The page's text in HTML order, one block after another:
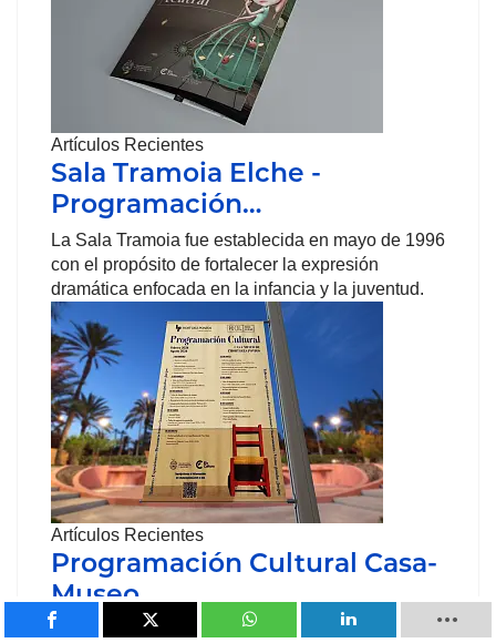
Artículos Recientes
Sala Tramoia Elche -
Programación…
La Sala Tramoia fue establecida en mayo de 1996
con el propósito de fortalecer la expresión
dramática enfocada en la infancia y la juventud.
Artículos Recientes
Programación Cultural Casa-
Museo…
La Fundación Proyecto Puçol presenta una